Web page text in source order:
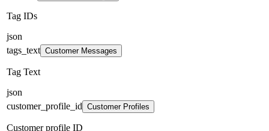
Tag IDs
json
tags_text Customer Messages
Tag Text
json
customer_profile_id Customer Profiles
Customer profile ID